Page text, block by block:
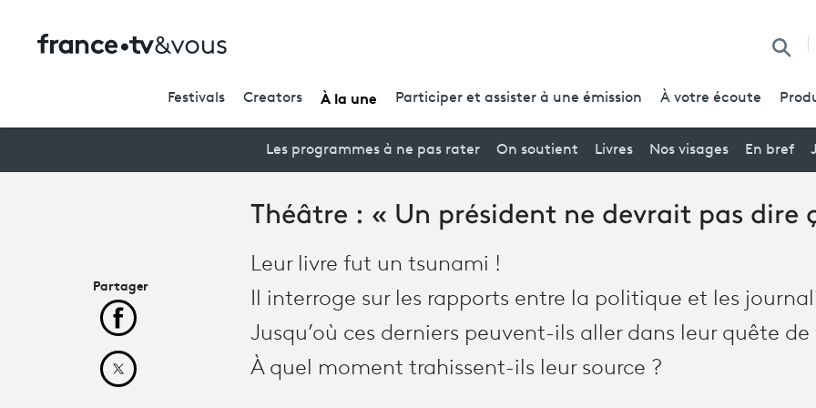
Festivals Creators À la une Participer et assister à une émission À votre écoute
Les programmes à ne pas rater On soutient Livres Nos visages En bref
Théâtre : « Un président ne devrait pas dire
Leur livre fut un tsunami !
Il interroge sur les rapports entre la politique et les
Jusqu’où ces derniers peuvent-ils aller dans leur quête de
À quel moment trahissent-ils leur source ?
Partager
Partager cet article sur Facebook
Partager cet article sur X